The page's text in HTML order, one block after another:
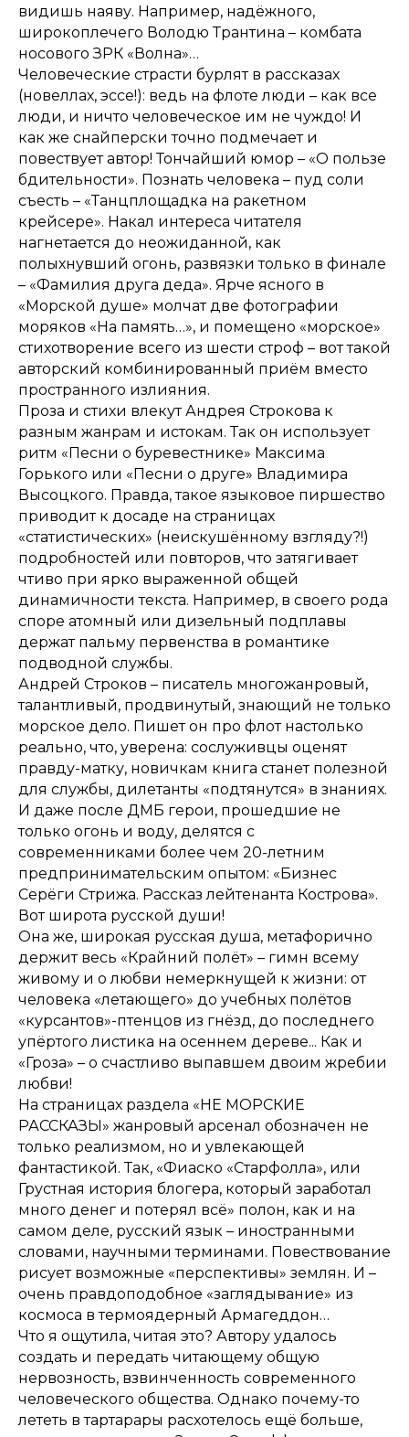
видишь наяву. Например, надёжного,
широкоплечего Володю Трантина – комбата
носового ЗРК «Волна»…
Человеческие страсти бурлят в рассказах
(новеллах, эссе!): ведь на флоте люди – как все
люди, и ничто человеческое им не чуждо! И
как же снайперски точно подмечает и
повествует автор! Тончайший юмор – «О пользе
бдительности». Познать человека – пуд соли
съесть – «Танцплощадка на ракетном
крейсере». Накал интереса читателя
нагнетается до неожиданной, как
полыхнувший огонь, развязки только в финале
– «Фамилия друга деда». Ярче ясного в
«Морской душе» молчат две фотографии
моряков «На память…», и помещено «морское»
стихотворение всего из шести строф – вот такой
авторский комбинированный приём вместо
пространного излияния.
Проза и стихи влекут Андрея Строкова к
разным жанрам и истокам. Так он использует
ритм «Песни о буревестнике» Максима
Горького или «Песни о друге» Владимира
Высоцкого. Правда, такое языковое пиршество
приводит к досаде на страницах
«статистических» (неискушённому взгляду?!)
подробностей или повторов, что затягивает
чтиво при ярко выраженной общей
динамичности текста. Например, в своего рода
споре атомный или дизельный подплавы
держат пальму первенства в романтике
подводной службы.
Андрей Строков – писатель многожанровый,
талантливый, продвинутый, знающий не только
морское дело. Пишет он про флот настолько
реально, что, уверена: сослуживцы оценят
правду-матку, новичкам книга станет полезной
для службы, дилетанты «подтянутся» в знаниях.
И даже после ДМБ герои, прошедшие не
только огонь и воду, делятся с
современниками более чем 20-летним
предпринимательским опытом: «Бизнес
Серёги Стрижа. Рассказ лейтенанта Кострова».
Вот широта русской души!
Она же, широкая русская душа, метафорично
держит весь «Крайний полёт» – гимн всему
живому и о любви немеркнущей к жизни: от
человека «летающего» до учебных полётов
«курсантов»-птенцов из гнёзд, до последнего
упёртого листика на осеннем дереве... Как и
«Гроза» – о счастливо выпавшем двоим жребии
любви!
На страницах раздела «НЕ МОРСКИЕ
РАССКАЗЫ» жанровый арсенал обозначен не
только реализмом, но и увлекающей
фантастикой. Так, «Фиаско «Старфолла», или
Грустная история блогера, который заработал
много денег и потерял всё» полон, как и на
самом деле, русский язык – иностранными
словами, научными терминами. Повествование
рисует возможные «перспективы» землян. И –
очень правдоподобное «заглядывание» из
космоса в термоядерный Армагеддон…
Что я ощутила, читая это? Автору удалось
создать и передать читающему общую
нервозность, взвинченность современного
человеческого общества. Однако почему-то
лететь в тартарары расхотелось ещё больше,